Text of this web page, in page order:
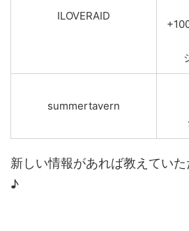
ILOVERAID
summertavern
新しい情報があれば教えてい
♪